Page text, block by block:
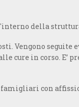
della
Vengono seguite
cure in corso. E’
con